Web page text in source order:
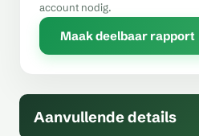
account nodig.
Maak deelbaar rapport
Aanvullende details